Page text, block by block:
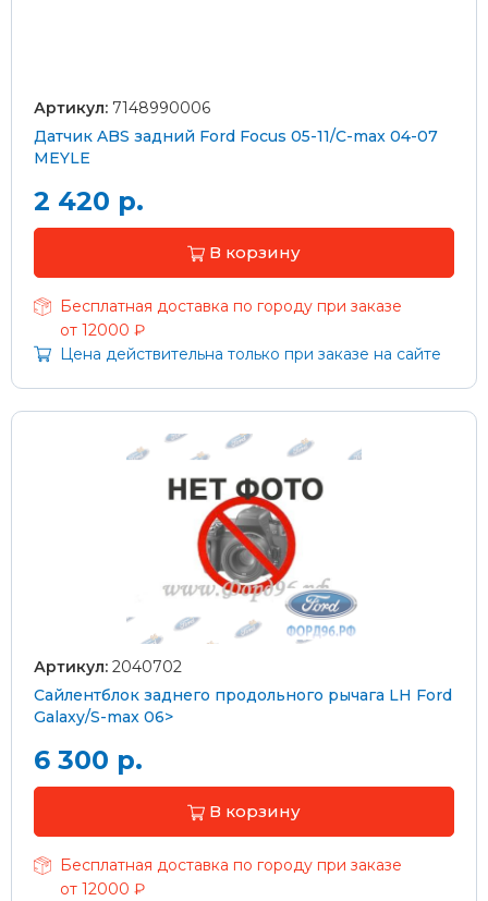
Артикул: 7148990006
Датчик ABS задний Ford Focus 05-11/C-max 04-07
MEYLE
2 420 р.
В корзину
Бесплатная доставка по городу при заказе
от 12000 ₽
Цена действительна только при заказе на сайте
Артикул: 2040702
Сайлентблок заднего продольного рычага LH Ford
Galaxy/S-max 06>
6 300 р.
В корзину
Бесплатная доставка по городу при заказе
от 12000 ₽